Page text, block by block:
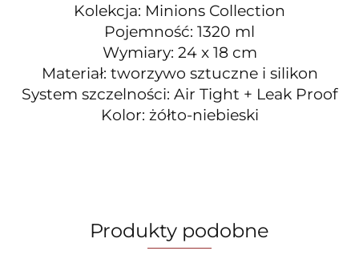
Kolekcja: Minions Collection
Pojemność: 1320 ml
Wymiary: 24 x 18 cm
Materiał: tworzywo sztuczne i silikon
System szczelności: Air Tight + Leak Proof
Kolor: żółto-niebieski
Produkty podobne